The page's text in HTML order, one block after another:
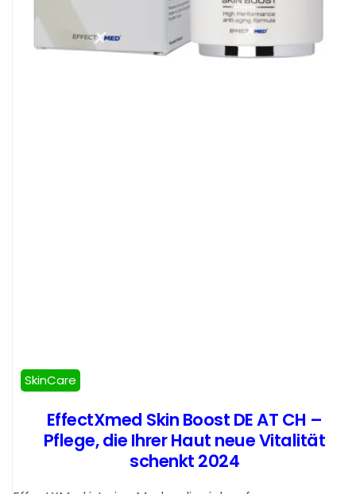
SkinCare
EffectXmed Skin Boost DE AT CH –
Pflege, die Ihrer Haut neue Vitalität
schenkt 2024